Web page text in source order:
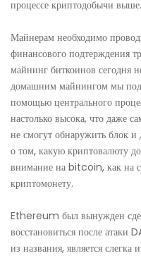
процессе криптодобычи выше.
Майнерам необходимо
финансового подтерждения
майнинг биткоинов сегодня
домашним майнингом мы
помощью центрального
настолько высока, что даже
не смогут обнаружить блок и
о том, какую криптовалюту
внимание на bitcoin, как на
криптомонету.
Ethereum был вынужден
восстановиться после
из названия, является